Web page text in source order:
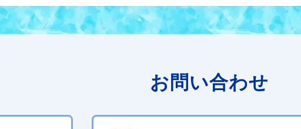
お問い合わせ